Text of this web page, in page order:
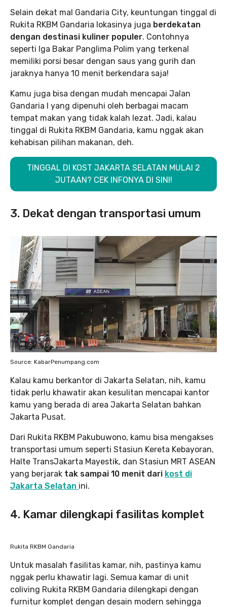
Selain dekat mal Gandaria City, keuntungan tinggal di
Rukita RKBM Gandaria lokasinya juga berdekatan
dengan destinasi kuliner populer. Contohnya
seperti Iga Bakar Panglima Polim yang terkenal
memiliki porsi besar dengan saus yang gurih dan
jaraknya hanya 10 menit berkendara saja!
Kamu juga bisa dengan mudah mencapai Jalan
Gandaria I yang dipenuhi oleh berbagai macam
tempat makan yang tidak kalah lezat. Jadi, kalau
tinggal di Rukita RKBM Gandaria, kamu nggak akan
kehabisan pilihan makanan, deh.
TINGGAL DI KOST JAKARTA SELATAN MULAI 2
JUTAAN? CEK INFONYA DI SINI!
3. Dekat dengan transportasi umum
Source: KabarPenumpang.com
Kalau kamu berkantor di Jakarta Selatan, nih, kamu
tidak perlu khawatir akan kesulitan mencapai kantor
kamu yang berada di area Jakarta Selatan bahkan
Jakarta Pusat.
Dari Rukita RKBM Pakubuwono, kamu bisa mengakses
transportasi umum seperti Stasiun Kereta Kebayoran,
Halte TransJakarta Mayestik, dan Stasiun MRT ASEAN
yang berjarak tak sampai 10 menit dari kost di
Jakarta Selatan ini.
4. Kamar dilengkapi fasilitas komplet
Rukita RKBM Gandaria
Untuk masalah fasilitas kamar, nih, pastinya kamu
nggak perlu khawatir lagi. Semua kamar di unit
coliving Rukita RKBM Gandaria dilengkapi dengan
furnitur komplet dengan desain modern sehingga